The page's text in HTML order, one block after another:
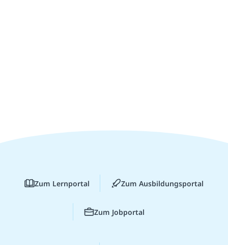
Zum Lernportal Zum Ausbildungsportal
Zum Jobportal